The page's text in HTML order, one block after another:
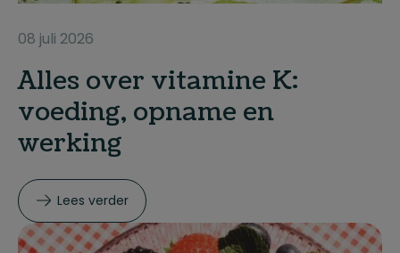
08 juli 2026
Alles over vitamine K:
voeding, opname en
werking
Lees verder